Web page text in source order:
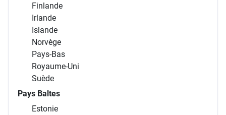
Finlande
Irlande
Islande
Norvège
Pays-Bas
Royaume-Uni
Suède
Pays Baltes
Estonie